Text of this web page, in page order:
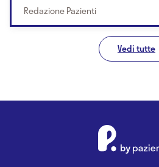
Redazione Pazienti
Vedi tutte